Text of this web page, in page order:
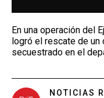
En una operación del
logró el rescate de un
secuestrado en el
NOTICIAS